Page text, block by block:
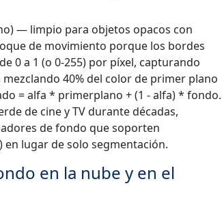
— limpio para objetos opacos con
de movimiento porque los bordes
0 a 1 (o 0-255) por píxel, capturando
40% del color de primer plano
= alfa * primerplano + (1 - alfa) * fondo.
de cine y TV durante décadas,
de fondo que soporten
lugar de solo segmentación.
en la nube y en el